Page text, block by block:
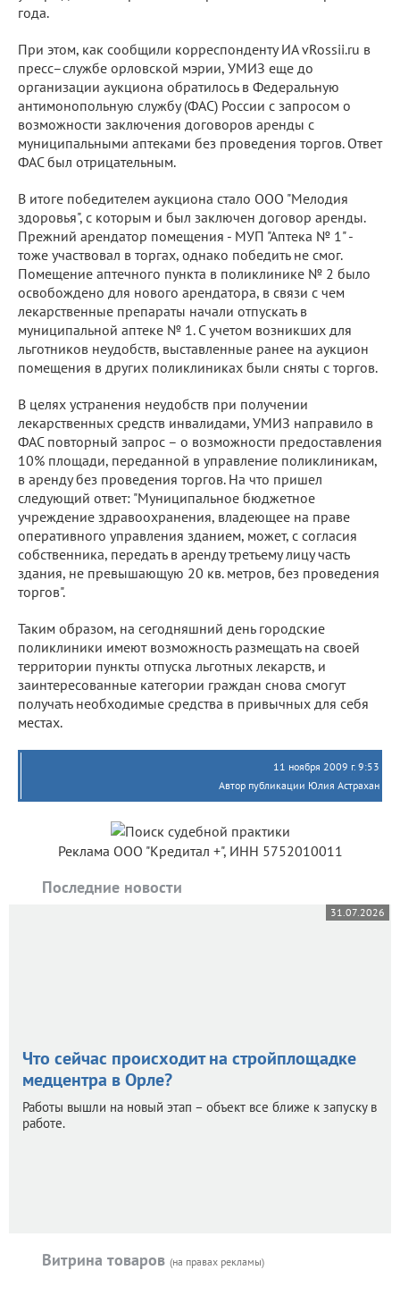
года.
При этом, как сообщили корреспонденту ИА vRossii.ru в
пресс–службе орловской мэрии, УМИЗ еще до
организации аукциона обратилось в Федеральную
антимонопольную службу (ФАС) России с запросом о
возможности заключения договоров аренды с
муниципальными аптеками без проведения торгов. Ответ
ФАС был отрицательным.
В итоге победителем аукциона стало ООО "Мелодия
здоровья", с которым и был заключен договор аренды.
Прежний арендатор помещения - МУП "Аптека № 1" -
тоже участвовал в торгах, однако победить не смог.
Помещение аптечного пункта в поликлинике № 2 было
освобождено для нового арендатора, в связи с чем
лекарственные препараты начали отпускать в
муниципальной аптеке № 1. С учетом возникших для
льготников неудобств, выставленные ранее на аукцион
помещения в других поликлиниках были сняты с торгов.
В целях устранения неудобств при получении
лекарственных средств инвалидами, УМИЗ направило в
ФАС повторный запрос – о возможности предоставления
10% площади, переданной в управление поликлиникам,
в аренду без проведения торгов. На что пришел
следующий ответ: "Муниципальное бюджетное
учреждение здравоохранения, владеющее на праве
оперативного управления зданием, может, с согласия
собственника, передать в аренду третьему лицу часть
здания, не превышающую 20 кв. метров, без проведения
торгов".
Таким образом, на сегодняшний день городские
поликлиники имеют возможность размещать на своей
территории пункты отпуска льготных лекарств, и
заинтересованные категории граждан снова смогут
получать необходимые средства в привычных для себя
местах.
11 ноября 2009 г. 9:53
Автор публикации Юлия Астрахан
Реклама ООО "Кредитал +", ИНН 5752010011
Последние новости
31.07.2026
Что сейчас происходит на стройплощадке
медцентра в Орле?
Работы вышли на новый этап – объект все ближе к запуску в
работе.
Витрина товаров (на правах рекламы)